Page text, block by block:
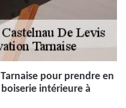
pour prendre en
intérieure à